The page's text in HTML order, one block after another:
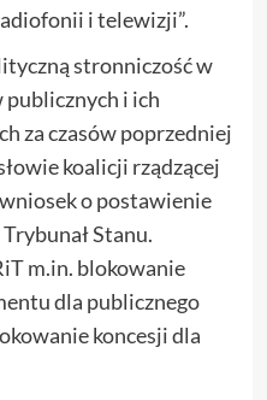
i telewizji”.
stronniczość w
i ich
za czasów poprzedniej
koalicji rządzącej
o postawienie
Stanu.
m.in. blokowanie
dla publicznego
koncesji dla